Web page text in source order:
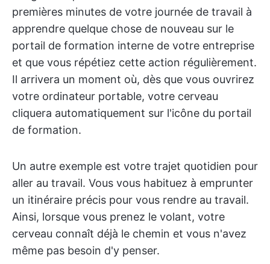
premières minutes de votre journée de travail à
apprendre quelque chose de nouveau sur le
portail de formation interne de votre entreprise
et que vous répétiez cette action régulièrement.
Il arrivera un moment où, dès que vous ouvrirez
votre ordinateur portable, votre cerveau
cliquera automatiquement sur l'icône du portail
de formation.
Un autre exemple est votre trajet quotidien pour
aller au travail. Vous vous habituez à emprunter
un itinéraire précis pour vous rendre au travail.
Ainsi, lorsque vous prenez le volant, votre
cerveau connaît déjà le chemin et vous n'avez
même pas besoin d'y penser.